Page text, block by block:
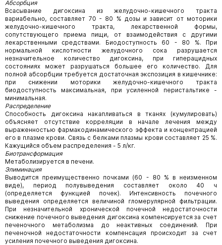
Абсорбция
Всасывание дигоксина из желудочно-кишечного тракта
вариабельно, составляет 70 - 80 % дозы и зависит от моторики
желудочно-кишечного тракта, лекарственной формы,
сопутствующего приема пищи, от взаимодействия с другими
лекарственными средствами. Биодоступность 60 - 80 %. При
нормальной кислотности желудочного сока разрушается
незначительное количество дигоксина, при гиперацидных
состояниях может разрушаться большее его количество. Для
полной абсорбции требуется достаточная экспозиция в кишечнике:
при снижении моторики желудочно-кишечного тракта
биодоступность максимальная, при усиленной перистальтике -
минимальная.
Распределение
Способность дигоксина накапливаться в тканях (кумулировать)
объясняет отсутствие корреляции в начале лечения между
выраженностью фармакодинамического эффекта и концентрацией
его в плазме крови. Связь с белками плазмы крови составляет 25 %.
Кажущийся объем распределения - 5 л/кг.
Биотрансформация
Метаболизируется в печени.
Элиминация
Выводится преимущественно почками (60 - 80 % в неизменном
виде), период полувыведения составляет около 40 ч
(определяется функцией почек). Интенсивность почечного
выведения определяется величиной гломерулярной фильтрации.
При незначительной хронической почечной недостаточности
снижение почечного выведения дигоксина компенсируется за счет
печеночного метаболизма до неактивных соединений. При
печеночной недостаточности компенсация происходит за счет
усиления почечного выведения дигоксина.